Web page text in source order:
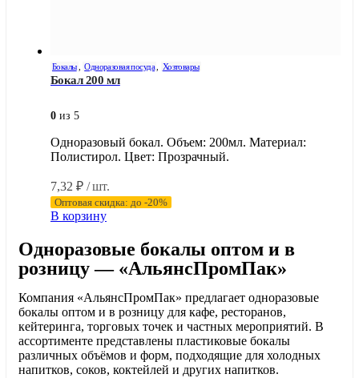
Бокалы, Одноразовая посуда, Хозтовары
Бокал 200 мл
0 из 5
Одноразовый бокал. Объем: 200мл. Материал:
Полистирол. Цвет: Прозрачный.
7,32 ₽ / шт.
Оптовая скидка: до -20%
В корзину
Одноразовые бокалы оптом и в
розницу — «АльянсПромПак»
Компания «АльянсПромПак» предлагает одноразовые
бокалы оптом и в розницу для кафе, ресторанов,
кейтеринга, торговых точек и частных мероприятий. В
ассортименте представлены пластиковые бокалы
различных объёмов и форм, подходящие для холодных
напитков, соков, коктейлей и других напитков.